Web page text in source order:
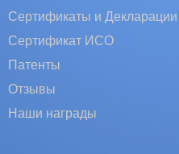
Сертификаты и Декларации
Сертификат ИСО
Патенты
Отзывы
Наши награды